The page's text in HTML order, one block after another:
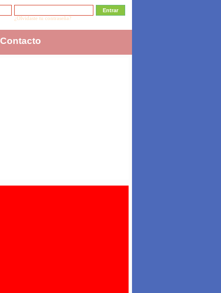
¿Olvidaste tu contraseña?
Contacto